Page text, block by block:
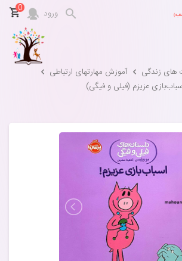
ورود 0
های زندگی
آموزش مهارتهای ارتباطی
عزیزم (فیلی و فیگی)